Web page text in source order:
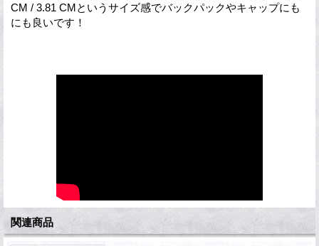
CM / 3.81 CMというサイズ感でバックパックやキャップにも
にも良いです！
関連商品